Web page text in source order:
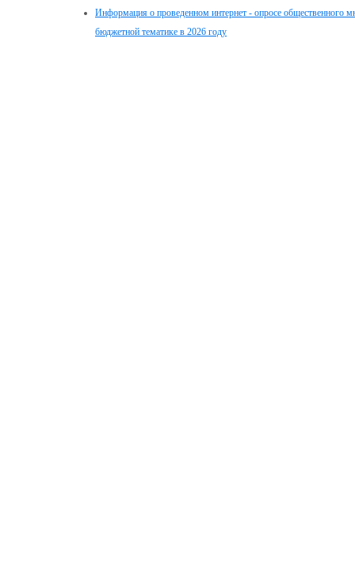
Информация о проведенном интернет - опросе общественного
бюджетной тематике в 2026 году